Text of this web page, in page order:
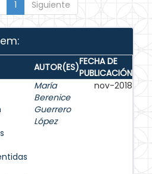
1 Siguiente
AUTOR(ES)FECHA DE
PUBLICACIÓN
María
Berenice
Guerrero
López
nov-2018